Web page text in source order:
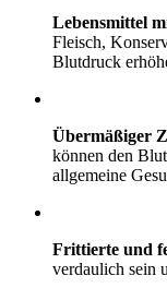
Lebensmittel
Fleisch,
Blutdruck
Übermäßiger
können den
allgemeine
Frittierte und
verdaulich sein